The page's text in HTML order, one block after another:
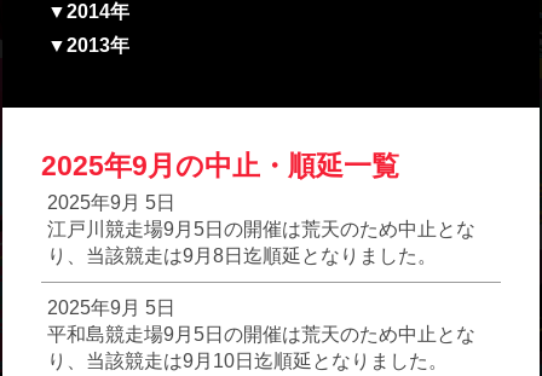
▼2014年
▼2013年
2025年9月の中止・順延一覧
2025年9月 5日
江戸川競走場9月5日の開催は荒天のため中止とな
り、当該競走は9月8日迄順延となりました。
2025年9月 5日
平和島競走場9月5日の開催は荒天のため中止とな
り、当該競走は9月10日迄順延となりました。